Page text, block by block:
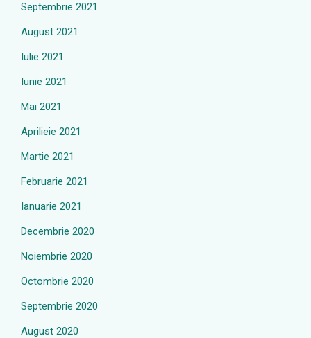
Septembrie 2021
August 2021
Iulie 2021
Iunie 2021
Mai 2021
Aprilieie 2021
Martie 2021
Februarie 2021
Ianuarie 2021
Decembrie 2020
Noiembrie 2020
Octombrie 2020
Septembrie 2020
August 2020